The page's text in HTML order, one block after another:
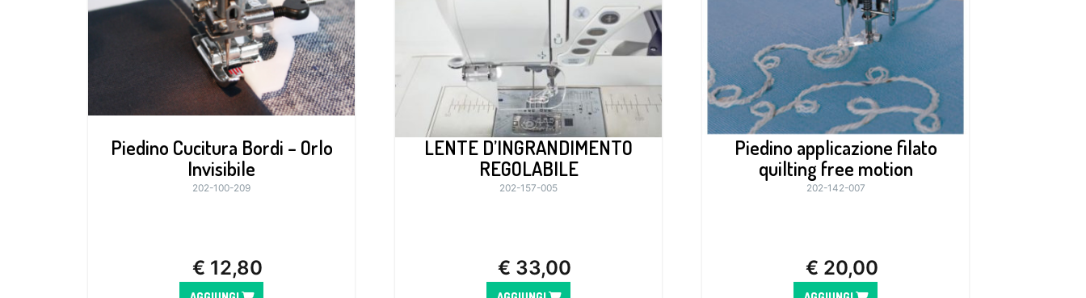
Piedino Cucitura Bordi – Orlo
Invisibile
202-100-209
€ 12,80
LENTE D’INGRANDIMENTO
REGOLABILE
202-157-005
€ 33,00
Piedino applicazione filato
quilting free motion
202-142-007
€ 20,00